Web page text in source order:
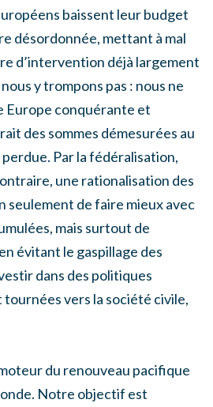
baissent leur budget
désordonnée, mettant à mal
d’intervention déjà largement
y trompons pas : nous ne
Europe conquérante et
des sommes démesurées au
perdue. Par la fédéralisation,
une rationalisation des
seulement de faire mieux avec
mais surtout de
évitant le gaspillage des
dans des politiques
tournées vers la société civile,
du renouveau pacifique
Notre objectif est